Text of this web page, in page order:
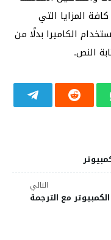
المزايا التي
الكاميرا بدلًا من
النص.
التالي
مع الترجمة